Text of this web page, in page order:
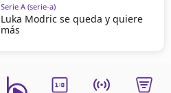
Serie A (serie-a)
Luka Modric se queda y quiere
más